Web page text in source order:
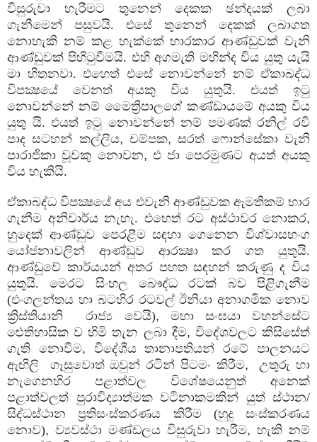
විසුරුවා හැරීමට තුනෙන් දෙකක ඡන්දයක් ලබා
ගැනීමෙන් පසුවයි. එසේ තුනෙන් දෙකක් ලබාගත
නොහැකි නම් කළ හැක්කේ භාරකාර ආණ්ඩුවක් වැනි
ආණ්ඩුවක් පිහිටුවීමයි. එහි අගමැති මහින්ද විය යුතු යැයි
මා හිතනවා. එහෙත් එසේ නොවන්නේ නම් ඒකාබද්ධ
විපක්‍ෂයේ වෙනත් අයකු විය යුතුයි. එයත් ඉටු
නොවන්නේ නම් මෛත්‍රිපාලගේ කණ්ඩායමේ අයකු විය
යුතු යි. එයත් ඉටු නොවන්නේ නම් පමණක් රනිල් රවි
පාද සටහන් කල්ලිය,චම්පක,සරත් ෆොන්සේකා වැනි
පාරාජිකා වූවකු නොවන, එ ජා පෙරමුණට අයත් අයකු
විය හැකියි.
ඒකාබද්ධ විපක්‍ෂයේ අය එවැනි ආණ්ඩුවක ඇමතිකම් භාර
ගැනීම අනිවාර්ය නැහැ. එහෙත් රට අස්ථාවර නොකර,
හුදෙක් ආණ්ඩුව පෙරළීම සඳහා ගෙනෙන විශ්වාසභංග
යෝජනාවලින් ආණ්ඩුව ආරක්‍ෂා කර ගත යුතුයි.
ආණ්ඩුවේ කාර්යයන් අතර පහත සඳහන් කරුණු ද විය
යුතුයි. මෙරට සිංහල බෞද්ධ රටක් බව පිළිගැනීම
(එංගලන්තය හා බටහිර රටවල් ඊනියා අනාගමික නොව
ක්‍රිස්තියානි
රාජ්‍ය වෙයි), මහා සංඝයා වහන්සේට
ඓතිහාසික ව හිමි තැන ලබා දීම, විදේශවලට කිසිසේත්
ගැති නොවීම, විදේශීය තානාපතියන් රටේ පාලනයට
ඇඟිලි
ගෑසුවොත් ඔවුන් රටින් පිටමං කිරීම,
උතුරු හා
නැගෙනහිර පළාත්වල විශේෂයෙනුත් අනෙක්
පළාත්වලත් පුරාවිද්‍යාත්මක වටිනාකමකින් යුත් ස්ථාන/
සිද්ධස්ථාන ප්‍රතිසංස්කරණය කිරීම (හුදු සංස්කරණය
නොව), ව්‍යවස්ථා මණ්ඩලය විසුරුවා හැරීම,හැකි නම්